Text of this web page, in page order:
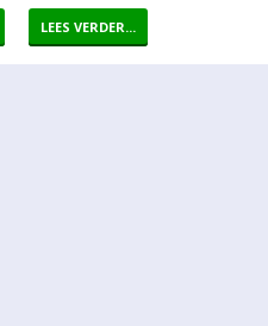
LEES VERDER...